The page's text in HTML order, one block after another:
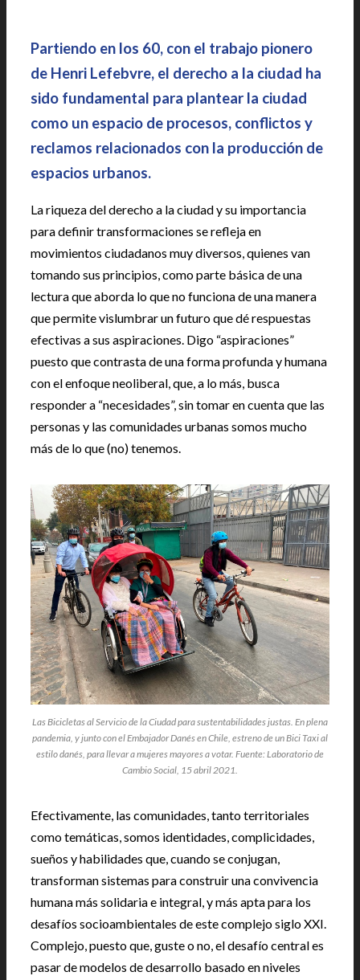
Partiendo en los 60, con el trabajo pionero
de Henri Lefebvre, el derecho a la ciudad ha
sido fundamental para plantear la ciudad
como un espacio de procesos, conflictos y
reclamos relacionados con la producción de
espacios urbanos.
La riqueza del derecho a la ciudad y su importancia
para definir transformaciones se refleja en
movimientos ciudadanos muy diversos, quienes van
tomando sus principios, como parte básica de una
lectura que aborda lo que no funciona de una manera
que permite vislumbrar un futuro que dé respuestas
efectivas a sus aspiraciones. Digo “aspiraciones”
puesto que contrasta de una forma profunda y humana
con el enfoque neoliberal, que, a lo más, busca
responder a “necesidades”, sin tomar en cuenta que las
personas y las comunidades urbanas somos mucho
más de lo que (no) tenemos.
Las Bicicletas al Servicio de la Ciudad para sustentabilidades justas. En plena
pandemia, y junto con el Embajador Danés en Chile, estreno de un Bici Taxi al
estilo danés, para llevar a mujeres mayores a votar. Fuente: Laboratorio de
Cambio Social, 15 abril 2021.
Efectivamente, las comunidades, tanto territoriales
como temáticas, somos identidades, complicidades,
sueños y habilidades que, cuando se conjugan,
transforman sistemas para construir una convivencia
humana más solidaria e integral, y más apta para los
desafíos socioambientales de este complejo siglo XXI.
Complejo, puesto que, guste o no, el desafío central es
pasar de modelos de desarrollo basado en niveles